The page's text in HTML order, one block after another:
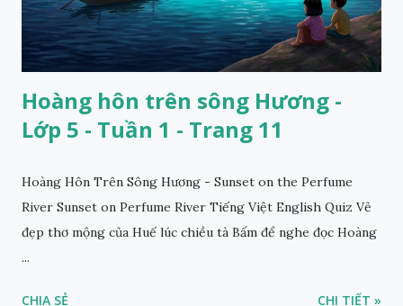
Hoàng hôn trên sông Hương -
Lớp 5 - Tuần 1 - Trang 11
Hoàng Hôn Trên Sông Hương - Sunset on the Perfume
River Sunset on Perfume River Tiếng Việt English Quiz Vẻ
đẹp thơ mộng của Huế lúc chiều tà Bấm để nghe đọc Hoàng
...
CHIA SẺ CHI TIẾT »